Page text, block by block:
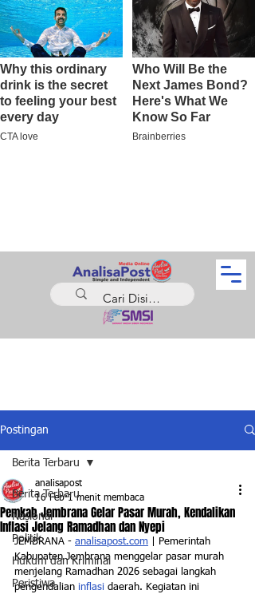
Postingan
Berita Terbaru
Nasional
Politik
Hukum dan Kriminal
Peristiwa
Berita Terbaru
Pemkab Jembrana Gelar Pasar Murah, Kendalikan
Inflasi Jelang Ramadhan dan Nyepi
analisapost
16 Feb 1 menit membaca
JEMBRANA - analisapost.com | Pemerintah
Kabupaten Jembrana menggelar pasar murah
menjelang Ramadhan 2026 sebagai langkah
pengendalian inflasi daerah. Kegiatan ini